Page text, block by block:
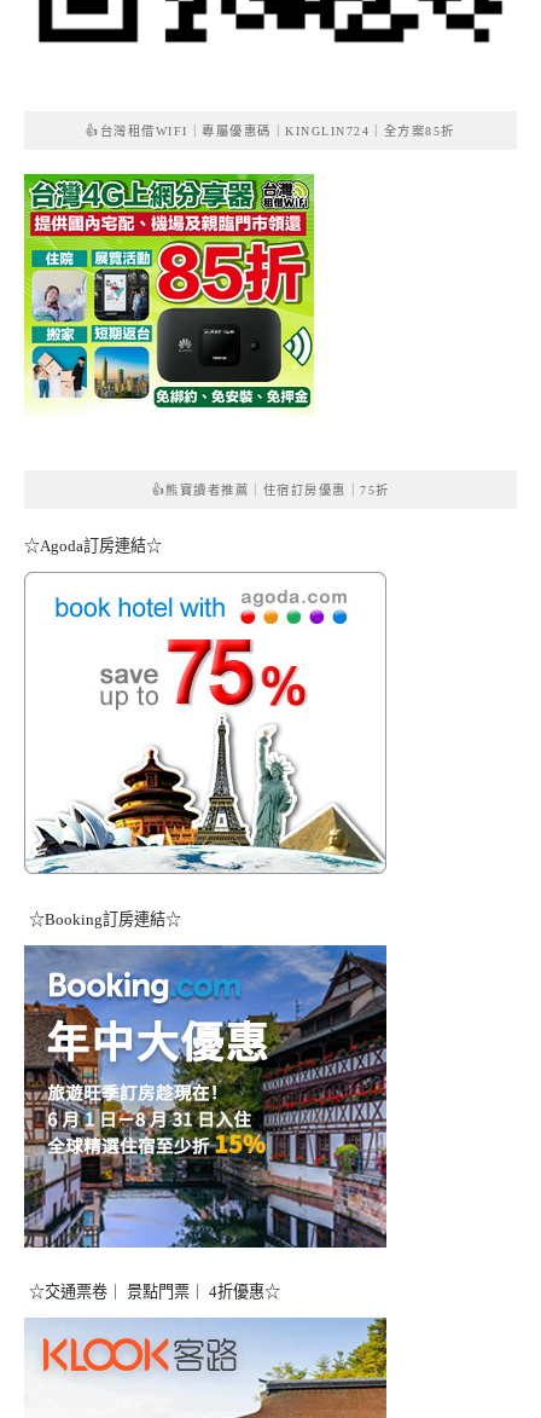
👍台灣租借WIFI｜專屬優惠碼｜KINGLIN724｜全方案85折
👍熊寶讀者推薦｜住宿訂房優惠｜75折
☆Agoda訂房連結☆
☆Booking訂房連結☆
☆交通票卷｜ 景點門票｜ 4折優惠☆